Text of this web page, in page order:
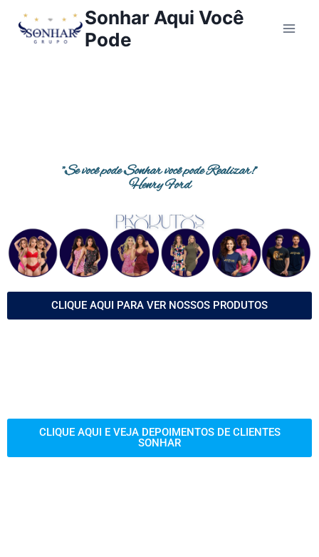
Sonhar Aqui Você
Pode
"Se você pode Sonhar você pode Realizar!"
Henry Ford
CLIQUE AQUI PARA VER NOSSOS PRODUTOS
CLIQUE AQUI E VEJA DEPOIMENTOS DE CLIENTES
SONHAR